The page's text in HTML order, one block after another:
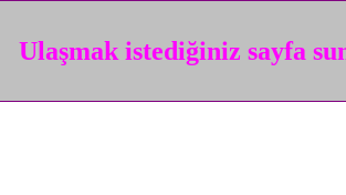
Ulaşmak istediğiniz sayfa